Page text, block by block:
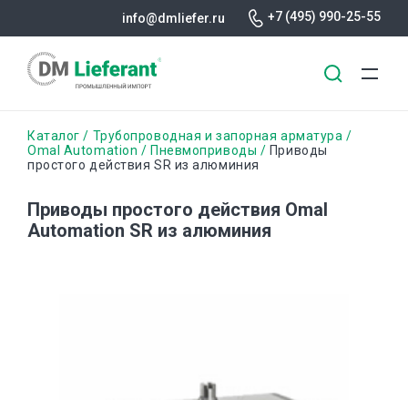
основному
info@dmliefer.ru +7 (495) 990-25-55
Строка
навигации
Каталог
Трубопроводная и запорная арматура
Omal Automation
Пневмоприводы
Приводы
простого действия SR из алюминия
Приводы простого действия Omal
Automation SR из алюминия